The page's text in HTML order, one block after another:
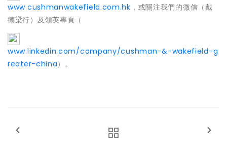
www.cushmanwakefield.com.hk ，或關注我們的微信（戴
德梁行）及領英專頁（
www.linkedin.com/company/cushman-&-wakefield-g
reater-china）。